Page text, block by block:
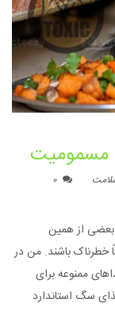
مسمومیت
بعضی از همین
خطرناک باشند. من در
ممنوعه برای
سگ استاندارد